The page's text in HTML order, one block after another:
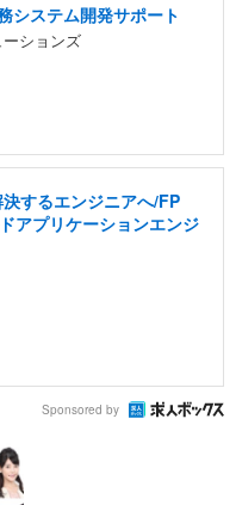
システム開発サポート
ションズ
するエンジニアへ/FP
アプリケーションエンジ
Sponsored by